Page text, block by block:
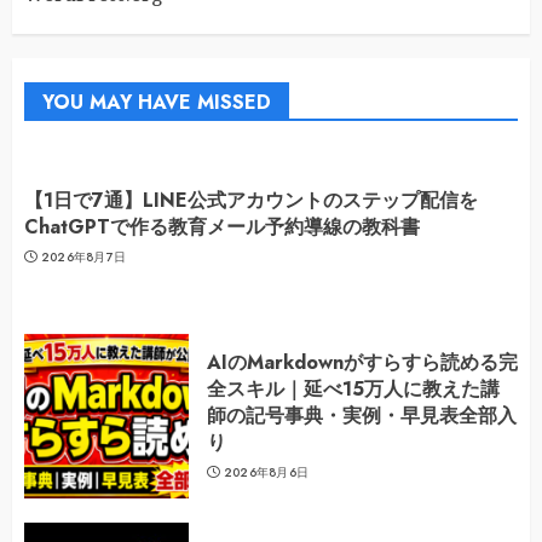
YOU MAY HAVE MISSED
【1日で7通】LINE公式アカウントのステップ配信を
ChatGPTで作る教育メール予約導線の教科書
2026年8月7日
AIのMarkdownがすらすら読める完
全スキル｜延べ15万人に教えた講
師の記号事典・実例・早見表全部入
り
2026年8月6日